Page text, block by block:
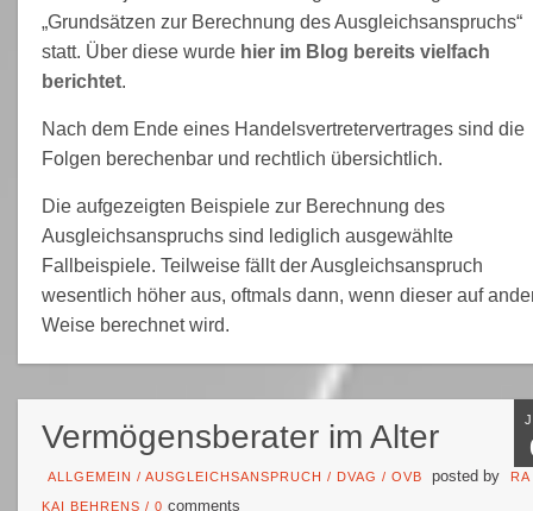
„Grundsätzen zur Berechnung des Ausgleichsanspruchs“
statt. Über diese wurde hier im Blog bereits vielfach
berichtet.
Nach dem Ende eines Handelsvertretervertrages sind die
Folgen berechenbar und rechtlich übersichtlich.
Die aufgezeigten Beispiele zur Berechnung des
Ausgleichsanspruchs sind lediglich ausgewählte
Fallbeispiele. Teilweise fällt der Ausgleichsanspruch
wesentlich höher aus, oftmals dann, wenn dieser auf
Weise berechnet wird.
Vermögensberater im Alter
ALLGEMEIN / AUSGLEICHSANSPRUCH / DVAG / OVB posted by RA
KAI BEHRENS / 0 comments